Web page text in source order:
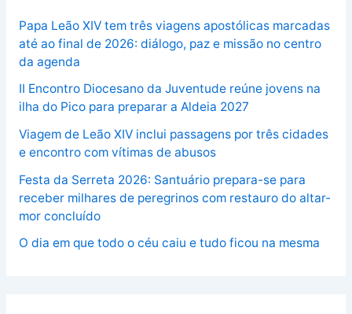
Papa Leão XIV tem três viagens apostólicas marcadas
até ao final de 2026: diálogo, paz e missão no centro
da agenda
II Encontro Diocesano da Juventude reúne jovens na
ilha do Pico para preparar a Aldeia 2027
Viagem de Leão XIV inclui passagens por três cidades
e encontro com vítimas de abusos
Festa da Serreta 2026: Santuário prepara-se para
receber milhares de peregrinos com restauro do altar-
mor concluído
O dia em que todo o céu caiu e tudo ficou na mesma